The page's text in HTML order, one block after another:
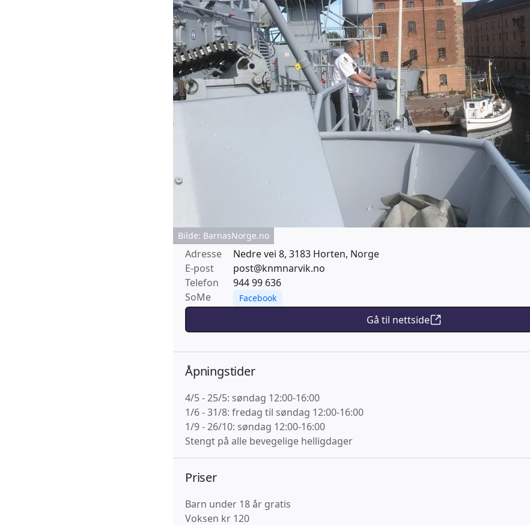
Bilde: BarnasNorge.no
Adresse
Nedre vei 8, 3183 Horten, Norge
E-post
post@knmnarvik.no
Telefon
944 99 636
SoMe
Facebook
Gå til nettside
Åpningstider
4/5 - 25/5: søndag 12:00-16:00
1/6 - 31/8: fredag til søndag 12:00-16:00
1/9 - 26/10: søndag 12:00-16:00
Stengt på alle bevegelige helligdager
Priser
Barn under 18 år gratis
Voksen kr 120